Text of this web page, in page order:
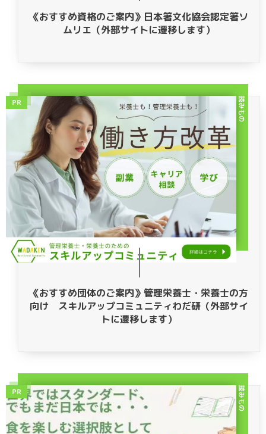
《おすすめ資格のご案内》日本箸文化協会認定箸ソ
ムリエ（外部サイトに遷移します）
読みもの
《おすすめ団体のご案内》管理栄養士・栄養士の方
向け スキルアップコミュニティわだ研（外部サイ
トに遷移します）
PR
読みもの
PR